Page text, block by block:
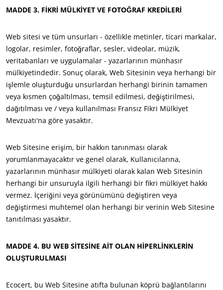
CSR TAAHHÜTLERIMIZ
Eki̇pleri̇mi̇zle i̇lerl
Ekosi̇stemi̇mi̇zle yeni̇li̇k
İtalya (İtalyanca)
MADDE 3. FİKRİ MÜLKİYET VE FOTOĞRAF KREDİLERİ
Web sitesi ve tüm unsurları - özellikle metinler, ticari markalar,
logolar, resimler, fotoğraflar, sesler, videolar, müzik,
veritabanları ve uygulamalar - yazarlarının münhasır
mülkiyetindedir. Sonuç olarak, Web Sitesinin veya herhangi bir
işlemle oluşturduğu unsurlardan herhangi birinin tamamen
veya kısmen çoğaltılması, temsil edilmesi, değiştirilmesi,
dağıtılması ve / veya kullanılması Fransız Fikri Mülkiyet
Mevzuatı'na göre yasaktır.
Web Sitesine erişim, bir hakkın tanınması olarak
yorumlanmayacaktır ve genel olarak, Kullanıcılarına,
yazarlarının münhasır mülkiyeti olarak kalan Web Sitesinin
herhangi bir unsuruyla ilgili herhangi bir fikri mülkiyet hakkı
vermez. İçeriğini veya görünümünü değiştiren veya
değiştirmesi muhtemel olan herhangi bir verinin Web Sitesine
tanıtılması yasaktır.
MADDE 4. BU WEB SİTESİNE AİT OLAN HİPERLİNKLERİN
OLUŞTURULMASI
Ecocert, bu Web Sitesine atıfta bulunan köprü bağlantılarını